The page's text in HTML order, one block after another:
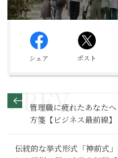
シェア ポスト
管理職に疲れたあなた
方箋【ビジネス最前線】
伝統的な挙式形式「神前式